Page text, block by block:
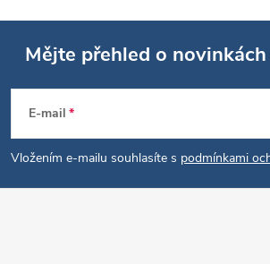
Z
á
p
Mějte přehled o
E-mail
Vložením e-mailu souhlasíte s podmínkami